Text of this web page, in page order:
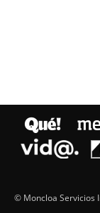
© Moncloa Servicios